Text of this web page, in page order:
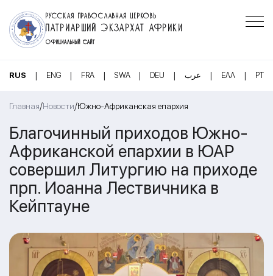
РУССКАЯ ПРАВОСЛАВНАЯ ЦЕРКОВЬ
ПАТРИАРШИЙ ЭКЗАРХАТ АФРИКИ
ОФИЦИАЛЬНЫЙ САЙТ
RUS | ENG | FRA | SWA | DEU | عرب | ΕΛΛ | PT
Главная/Новости/Южно-Африканская епархия
Благочинный приходов Южно-
Африканской епархии в ЮАР
совершил Литургию на приходе
прп. Иоанна Лествичника в
Кейптауне